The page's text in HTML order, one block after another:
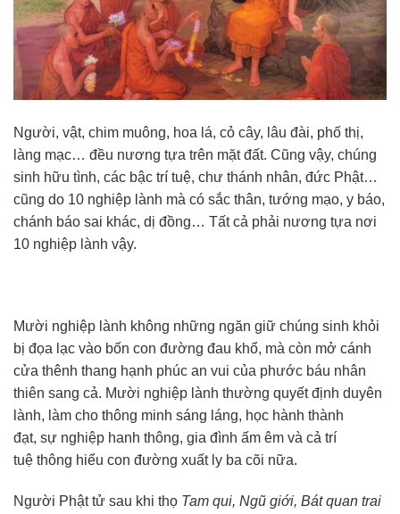
Người, vật, chim muông, hoa lá, cỏ cây, lâu đài, phố thị,
làng mạc… đều nương tựa trên mặt đất. Cũng vậy, chúng
sinh hữu tình, các bậc trí tuệ, chư thánh nhân, đức Phật…
cũng do 10 nghiệp lành mà có sắc thân, tướng mạo, y báo,
chánh báo sai khác, dị đồng… Tất cả phải nương tựa nơi
10 nghiệp lành vậy.
Mười nghiệp lành không những ngăn giữ chúng sinh khỏi
bị đọa lạc vào bốn con đường đau khổ, mà còn mở cánh
cửa thênh thang hạnh phúc an vui của phước báu nhân
thiên sang cả. Mười nghiệp lành thường quyết định duyên
lành, làm cho thông minh sáng láng, học hành thành
đạt, sự nghiệp hanh thông, gia đình ấm êm và cả trí
tuệ thông hiểu con đường xuất ly ba cõi nữa.
Người Phật tử sau khi thọ Tam qui, Ngũ giới, Bát quan trai